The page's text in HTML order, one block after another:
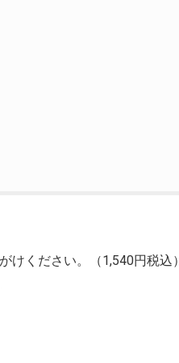
けください。（1,540円税込）